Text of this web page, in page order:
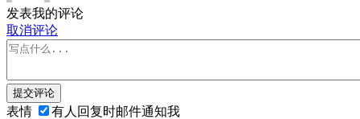
发表我的评论
取消评论
提交评论
表情 有人回复时邮件通知我